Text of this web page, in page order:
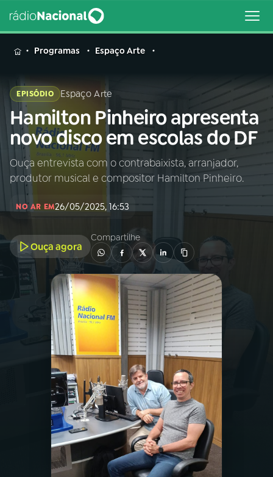
MENU
Buscar
na
Rádio
Nacional
Buscar
AO VIVO
A RÁDIO
PROGRAMAÇÃO
PROGRAMAS
PODCASTS
VIDEOCASTS
ÚLTIMAS
Programas Espaço Arte
EPISÓDIO Espaço Arte
Hamilton Pinheiro apresenta
novo disco em escolas do DF
Ouça entrevista com o contrabaixista, arranjador,
produtor musical e compositor Hamilton Pinheiro.
NO AR EM26/05/2025, 16:53
Ouça agora
Compartilhe